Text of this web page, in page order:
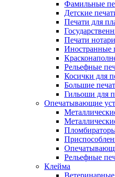
Фамильные
Детские
Печати для
Печати
Иностранные
Рельефные
Косички для
Большие
Гильоши для
Опечатывающие
Рельефные
Клейма